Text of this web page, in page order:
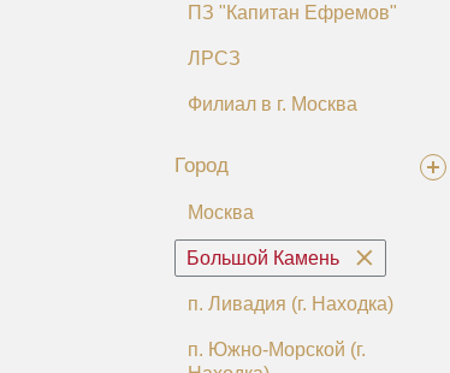
ПЗ "Капитан Ефремов"
ЛРСЗ
Филиал в г. Москва
Город
Москва
Большой Камень
п. Ливадия (г. Находка)
п. Южно-Морской (г.